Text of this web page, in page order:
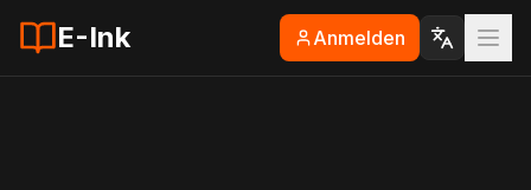
E-Ink Anmelden